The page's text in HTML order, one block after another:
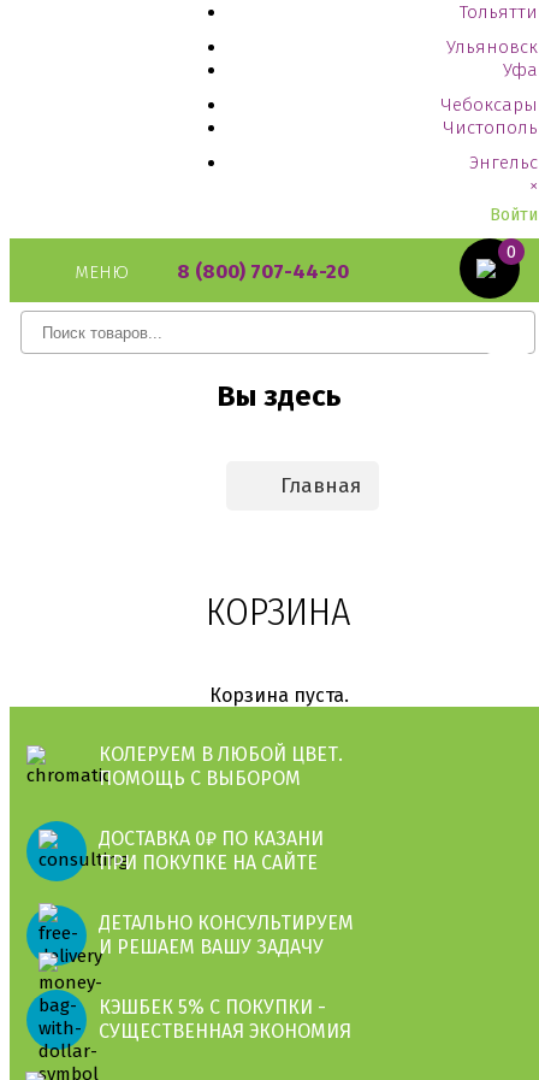
Тольятти
Ульяновск
Уфа
Чебоксары
Чистополь
Энгельс
×
Войти
МЕНЮ 8 (800) 707-44-20
0
Вы здесь
Главная
КОРЗИНА
Корзина пуста.
КОЛЕРУЕМ В ЛЮБОЙ ЦВЕТ.
ПОМОЩЬ С ВЫБОРОМ
ДОСТАВКА 0₽ ПО КАЗАНИ
ПРИ ПОКУПКЕ НА САЙТЕ
ДЕТАЛЬНО КОНСУЛЬТИРУЕМ
И РЕШАЕМ ВАШУ ЗАДАЧУ
КЭШБЕК 5% С ПОКУПКИ -
СУЩЕСТВЕННАЯ ЭКОНОМИЯ